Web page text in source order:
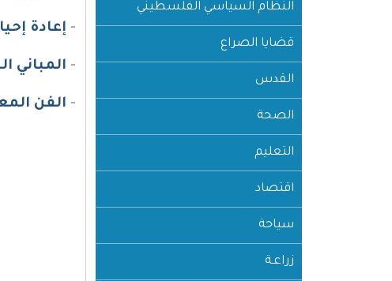
النظام السياسي الفلسطيني
قضايا الصراع
القدس
الصحة
التعليم
اقتصاد
سياحة
زراعـة
- إعادة
- المباني
- الفن